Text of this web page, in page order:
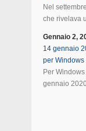
Nel
che rivelava
Gennaio 2,
14 gennaio
per
Per
gennaio